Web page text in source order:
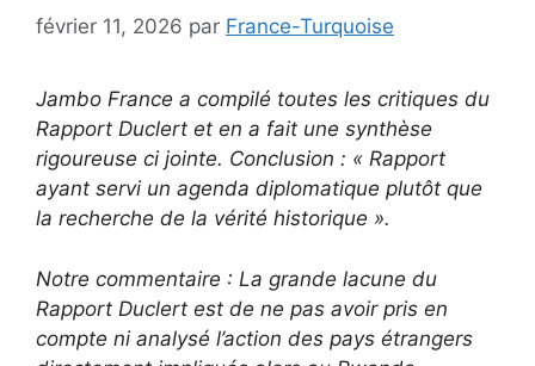
février 11, 2026 par France-Turquoise
Jambo France a compilé toutes les critiques du
Rapport Duclert et en a fait une synthèse
rigoureuse ci jointe. Conclusion : « Rapport
ayant servi un agenda diplomatique plutôt que
la recherche de la vérité historique ».
Notre commentaire : La grande lacune du
Rapport Duclert est de ne pas avoir pris en
compte ni analysé l’action des pays étrangers